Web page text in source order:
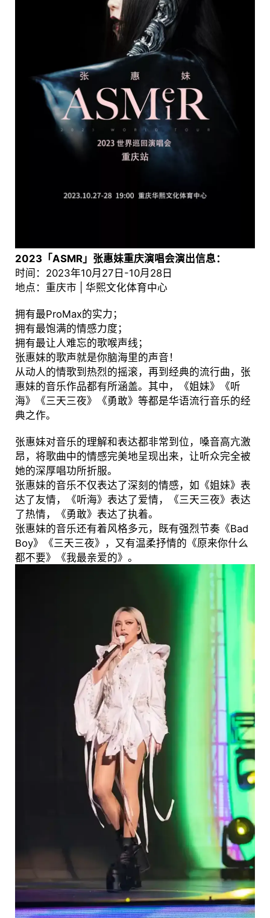
2023「ASMR」张惠妹重庆演唱会演出信息：
时间：2023年10月27日-10月28日
地点：重庆市 | 华熙文化体育中心
拥有最ProMax的实力；
拥有最饱满的情感力度；
拥有最让人难忘的歌喉声线；
张惠妹的歌声就是你脑海里的声音！
从动人的情歌到热烈的摇滚，再到经典的流行曲，张
惠妹的音乐作品都有所涵盖。其中，《姐妹》《听
海》《三天三夜》《勇敢》等都是华语流行音乐的经
典之作。
张惠妹对音乐的理解和表达都非常到位，嗓音高亢激
昂，将歌曲中的情感完美地呈现出来，让听众完全被
她的深厚唱功所折服。
张惠妹的音乐不仅表达了深刻的情感，如《姐妹》表
达了友情，《听海》表达了爱情，《三天三夜》表达
了热情，《勇敢》表达了执着。
张惠妹的音乐还有着风格多元，既有强烈节奏《Bad
Boy》《三天三夜》，又有温柔抒情的《原来你什么
都不要》《我最亲爱的》。